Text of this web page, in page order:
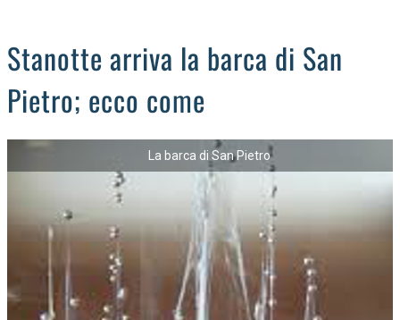
Stanotte arriva la barca di San
Pietro; ecco come
La barca di San Pietro